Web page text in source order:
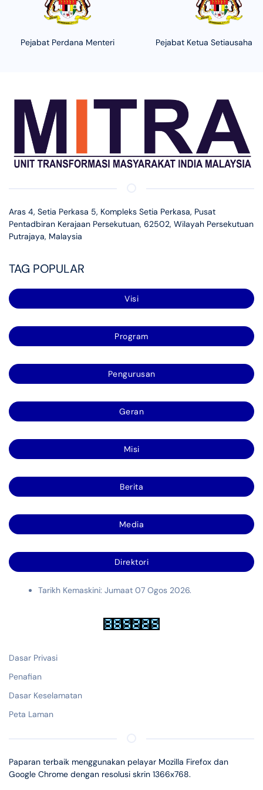
Pejabat Perdana Menteri Pejabat Ketua Setiausaha
Aras 4, Setia Perkasa 5, Kompleks Setia Perkasa, Pusat
Pentadbiran Kerajaan Persekutuan, 62502, Wilayah Persekutuan
Putrajaya, Malaysia
TAG POPULAR
Visi
Program
Pengurusan
Geran
Misi
Berita
Media
Direktori
Tarikh Kemaskini: Jumaat 07 Ogos 2026.
Dasar Privasi
Penafian
Dasar Keselamatan
Peta Laman
Paparan terbaik menggunakan pelayar Mozilla Firefox dan
Google Chrome dengan resolusi skrin 1366x768.